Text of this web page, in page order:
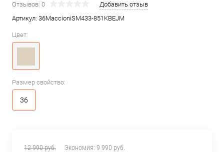
Отзывов: 0
Добавить отзыв
Артикул: 36MaccioniSM433-851KBEJM
Цвет:
Размер свойство:
36
12 990 руб. Экономия: 9 990 руб.